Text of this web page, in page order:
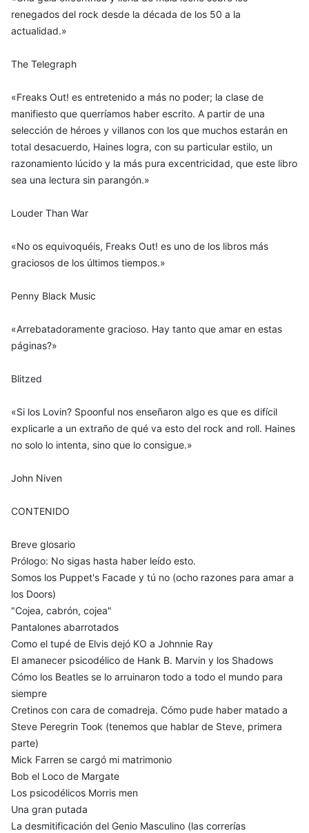
renegados del rock desde la década de los 50 a la
actualidad.»
The Telegraph
«Freaks Out! es entretenido a más no poder; la clase de
manifiesto que querríamos haber escrito. A partir de una
selección de héroes y villanos con los que muchos estarán en
total desacuerdo, Haines logra, con su particular estilo, un
razonamiento lúcido y la más pura excentricidad, que este libro
sea una lectura sin parangón.»
Louder Than War
«No os equivoquéis, Freaks Out! es uno de los libros más
graciosos de los últimos tiempos.»
Penny Black Music
«Arrebatadoramente gracioso. Hay tanto que amar en estas
páginas?»
Blitzed
«Si los Lovin? Spoonful nos enseñaron algo es que es difícil
explicarle a un extraño de qué va esto del rock and roll. Haines
no solo lo intenta, sino que lo consigue.»
John Niven
CONTENIDO
Breve glosario
Prólogo: No sigas hasta haber leído esto.
Somos los Puppet's Facade y tú no (ocho razones para amar a
los Doors)
"Cojea, cabrón, cojea"
Pantalones abarrotados
Como el tupé de Elvis dejó KO a Johnnie Ray
El amanecer psicodélico de Hank B. Marvin y los Shadows
Cómo los Beatles se lo arruinaron todo a todo el mundo para
siempre
Cretinos con cara de comadreja. Cómo pude haber matado a
Steve Peregrin Took (tenemos que hablar de Steve, primera
parte)
Mick Farren se cargó mi matrimonio
Bob el Loco de Margate
Los psicodélicos Morris men
Una gran putada
La desmitificación del Genio Masculino (las correrías